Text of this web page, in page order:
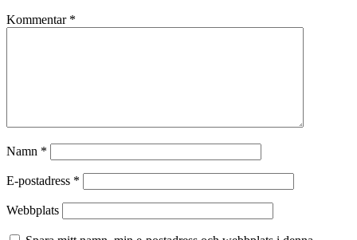
Kommentar *
Namn *
E-postadress *
Webbplats